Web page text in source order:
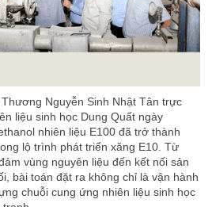
Nguyễn Sinh Nhật Tân trực
liệu sinh học Dung Quất ngày
nhiên liệu E100 đã trở thành
lộ trình phát triển xăng E10. Từ
vùng nguyên liệu đến kết nối sản
bài toán đặt ra không chỉ là vận hành
chuỗi cung ứng nhiên liệu sinh học